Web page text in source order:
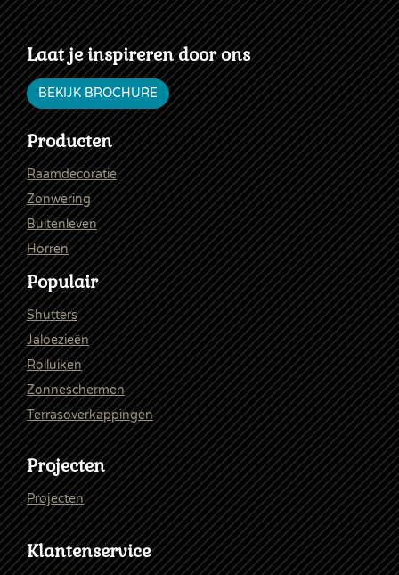
Laat je inspireren door ons
BEKIJK BROCHURE
Producten
Raamdecoratie
Zonwering
Buitenleven
Horren
Populair
Shutters
Jaloezieën
Rolluiken
Zonneschermen
Terrasoverkappingen
Projecten
Projecten
Klantenservice